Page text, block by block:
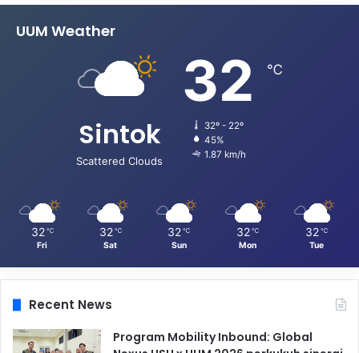
UUM Weather
Sintok
Scattered Clouds
32 ℃
32º - 22º
45%
1.87 km/h
32 ℃
Fri
32 ℃
Sat
32 ℃
Sun
32 ℃
Mon
32 ℃
Tue
Recent News
Program Mobility Inbound: Global